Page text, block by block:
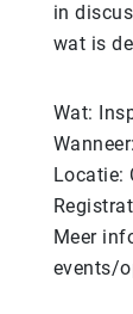
in
wat is
Wat:
Locatie:
Meer
events/